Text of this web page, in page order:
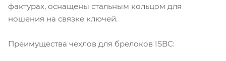
фактурах, оснащены стальным кольцом для
ношения на связке ключей.
Преимущества чехлов для брелоков ISBC: